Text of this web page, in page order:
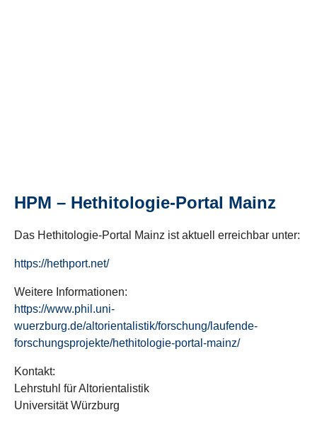
HPM – Hethitologie-Portal Mainz
Das Hethitologie-Portal Mainz ist aktuell erreichbar unter:
https://hethport.net/
Weitere Informationen:
https://www.phil.uni-
wuerzburg.de/altorientalistik/forschung/laufende-
forschungsprojekte/hethitologie-portal-mainz/
Kontakt:
Lehrstuhl für Altorientalistik
Universität Würzburg